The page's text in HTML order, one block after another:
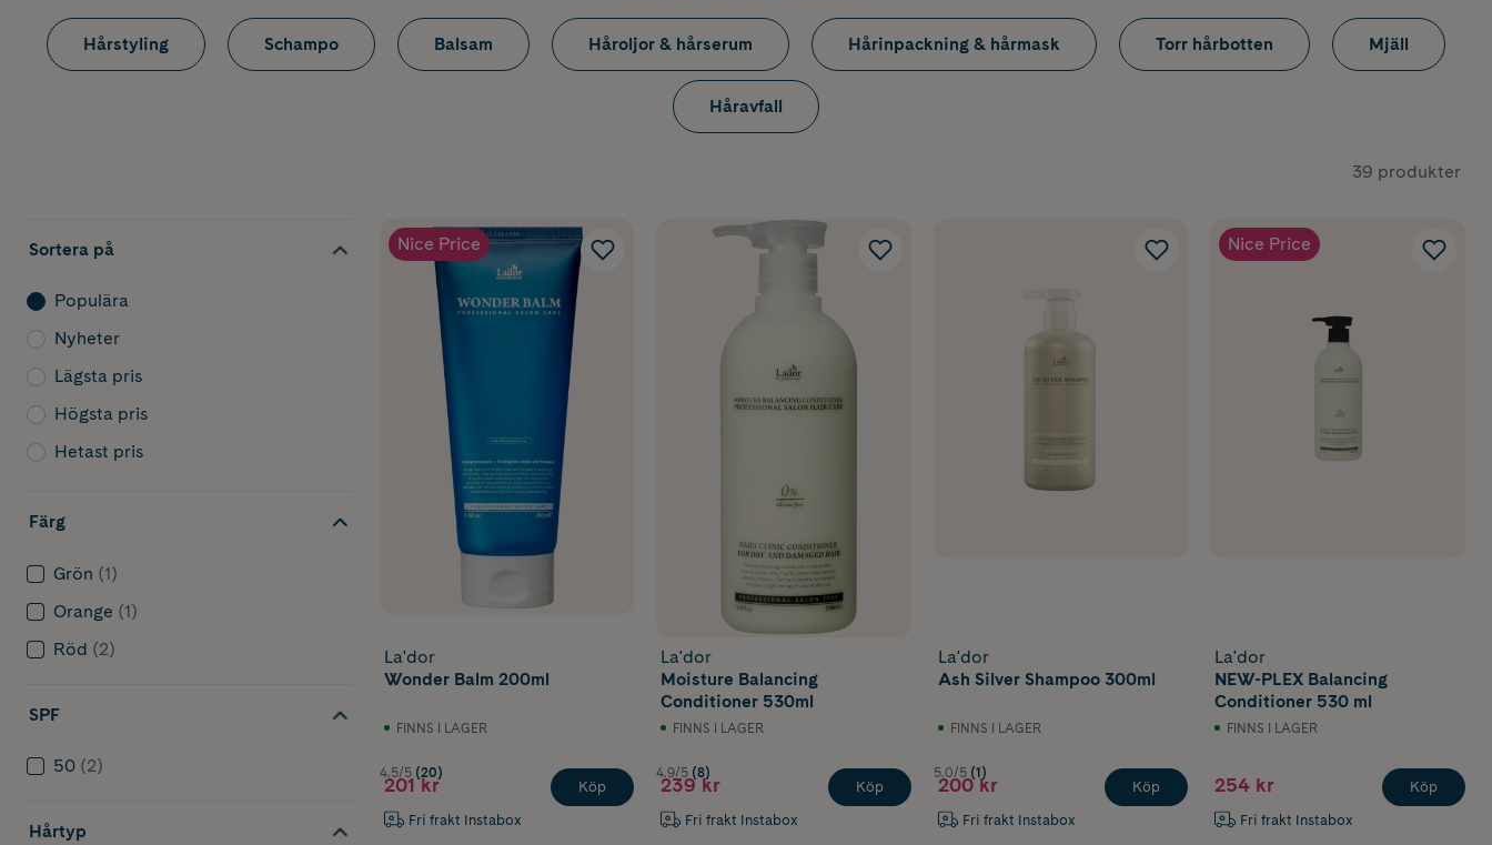
Hårstyling Schampo Balsam Håroljor & hårserum Hårinpackning & hårmask Torr hårbotten Mjäll
Håravfall
39 produkter
Sortera på
Populära
Nyheter
Lägsta pris
Högsta pris
Hetast pris
Färg
Grön (1)
Orange (1)
Röd (2)
SPF
50 (2)
Hårtyp
Nice Price
La'dor
Wonder Balm 200ml
FINNS I LAGER
4.5/5 (20)
201 kr
Fri frakt Instabox
Köp
La'dor
Moisture Balancing
Conditioner 530ml
FINNS I LAGER
4.9/5 (8)
239 kr
Fri frakt Instabox
Köp
La'dor
Ash Silver Shampoo 300ml
FINNS I LAGER
5.0/5 (1)
200 kr
Fri frakt Instabox
Köp
Nice Price
La'dor
NEW-PLEX Balancing
Conditioner 530 ml
FINNS I LAGER
254 kr
Fri frakt Instabox
Köp